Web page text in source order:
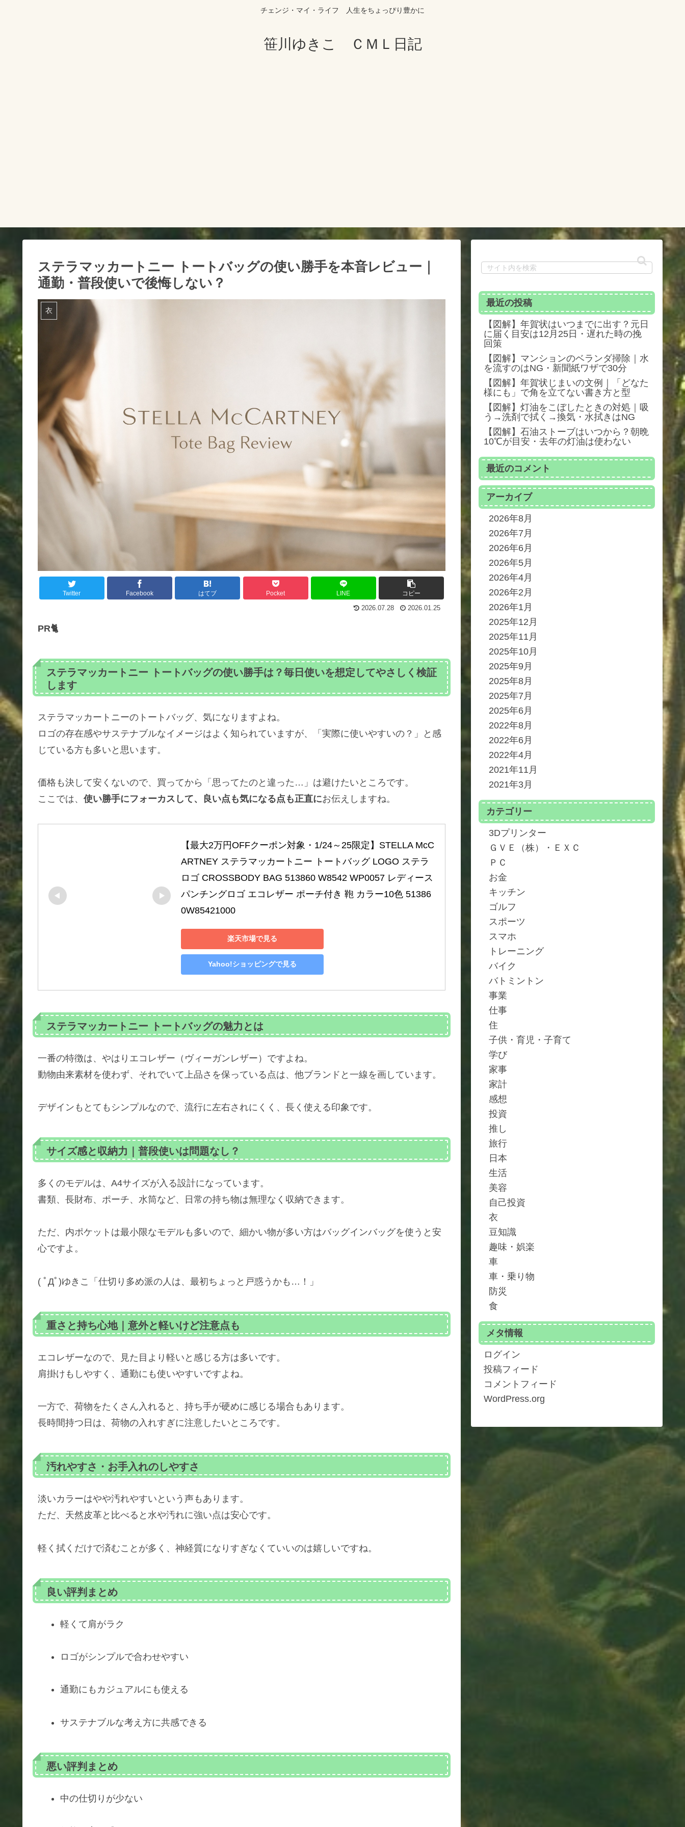
チェンジ・マイ・ライフ 人生をちょっぴり豊かに
笹川ゆきこ ＣＭＬ日記
ステラマッカートニー トートバッグの使い勝手を本音レビュー｜
通勤・普段使いで後悔しない？
衣
Twitter Facebook はてブ Pocket LINE コピー
2026.07.28 2026.01.25
PR🐈
ステラマッカートニー トートバッグの使い勝手は？毎日使いを想定してやさしく検証
します
ステラマッカートニーのトートバッグ、気になりますよね。
ロゴの存在感やサステナブルなイメージはよく知られていますが、「実際に使いやすいの？」と感
じている方も多いと思います。
価格も決して安くないので、買ってから「思ってたのと違った…」は避けたいところです。
ここでは、 使い勝手にフォーカスして、良い点も気になる点も正直にお伝えしますね。
【最大2万円OFFクーポン対象・1/24～25限定】STELLA McC
ARTNEY ステラマッカートニー トートバッグ LOGO ステラ
ロゴ CROSSBODY BAG 513860 W8542 WP0057 レディース
パンチングロゴ エコレザー ポーチ付き 鞄 カラー10色 51386
0W85421000
楽天市場で見る
Yahoo!ショッピングで見る
ステラマッカートニー トートバッグの魅力とは
一番の特徴は、やはりエコレザー（ヴィーガンレザー）ですよね。
動物由来素材を使わず、それでいて上品さを保っている点は、他ブランドと一線を画しています。
デザインもとてもシンプルなので、流行に左右されにくく、長く使える印象です。
サイズ感と収納力｜普段使いは問題なし？
多くのモデルは、A4サイズが入る設計になっています。
書類、長財布、ポーチ、水筒など、日常の持ち物は無理なく収納できます。
ただ、内ポケットは最小限なモデルも多いので、細かい物が多い方はバッグインバッグを使うと安
心ですよ。
( ﾟДﾟ)ゆきこ「仕切り多め派の人は、最初ちょっと戸惑うかも…！」
重さと持ち心地｜意外と軽いけど注意点も
エコレザーなので、見た目より軽いと感じる方は多いです。
肩掛けもしやすく、通勤にも使いやすいですよね。
一方で、荷物をたくさん入れると、持ち手が硬めに感じる場合もあります。
長時間持つ日は、荷物の入れすぎに注意したいところです。
汚れやすさ・お手入れのしやすさ
淡いカラーはやや汚れやすいという声もあります。
ただ、天然皮革と比べると水や汚れに強い点は安心です。
軽く拭くだけで済むことが多く、神経質になりすぎなくていいのは嬉しいですね。
良い評判まとめ
軽くて肩がラク
ロゴがシンプルで合わせやすい
通勤にもカジュアルにも使える
サステナブルな考え方に共感できる
悪い評判まとめ
中の仕切りが少ない
最近の投稿
【図解】年賀状はいつまでに出す？元日
に届く目安は12月25日・遅れた時の挽
回策
【図解】マンションのベランダ掃除｜水
を流すのはNG・新聞紙ワザで30分
【図解】年賀状じまいの文例｜「どなた
様にも」で角を立てない書き方と型
【図解】灯油をこぼしたときの対処｜吸
う→洗剤で拭く→換気・水拭きはNG
【図解】石油ストーブはいつから？朝晩
10℃が目安・去年の灯油は使わない
最近のコメント
アーカイブ
2026年8月
2026年7月
2026年6月
2026年5月
2026年4月
2026年2月
2026年1月
2025年12月
2025年11月
2025年10月
2025年9月
2025年8月
2025年7月
2025年6月
2022年8月
2022年6月
2022年4月
2021年11月
2021年3月
カテゴリー
3Dプリンター
ＧＶＥ（株）・ＥＸＣ
ＰＣ
お金
キッチン
ゴルフ
スポーツ
スマホ
トレーニング
バイク
バトミントン
事業
仕事
住
子供・育児・子育て
学び
家事
家計
感想
投資
推し
旅行
日本
生活
美容
自己投資
衣
豆知識
趣味・娯楽
車
車・乗り物
防災
食
メタ情報
ログイン
投稿フィード
コメントフィード
WordPress.org